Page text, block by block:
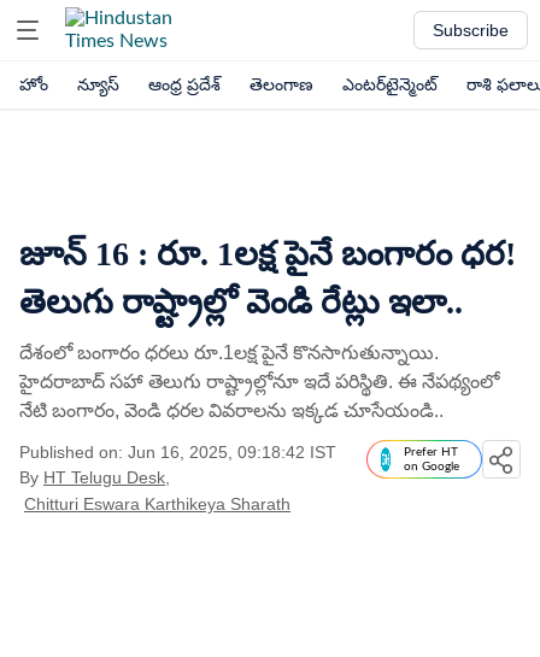
Subscribe
హోం న్యూస్ ఆంధ్ర ప్రదేశ్ తెలంగాణ ఎంటర్‌టైన్మెంట్ రాశి
జూన్​ 16 : రూ. 1లక్ష పైనే బంగారం ధర!
తెలుగు రాష్ట్రాల్లో వెండి రేట్లు ఇలా..
దేశంలో బంగారం ధరలు రూ.1లక్ష పైనే కొనసాగుతున్నాయి.
హైదరాబాద్​ సహా తెలుగు రాష్ట్రాల్లోనూ ఇదే పరిస్థితి. ఈ నేపథ్యంలో
నేటి బంగారం, వెండి ధరల వివరాలను ఇక్కడ చూసేయండి..
Published on: Jun 16, 2025, 09:18:42 IST
By HT Telugu Desk
Chitturi Eswara Karthikeya Sharath
Prefer HT
on Google